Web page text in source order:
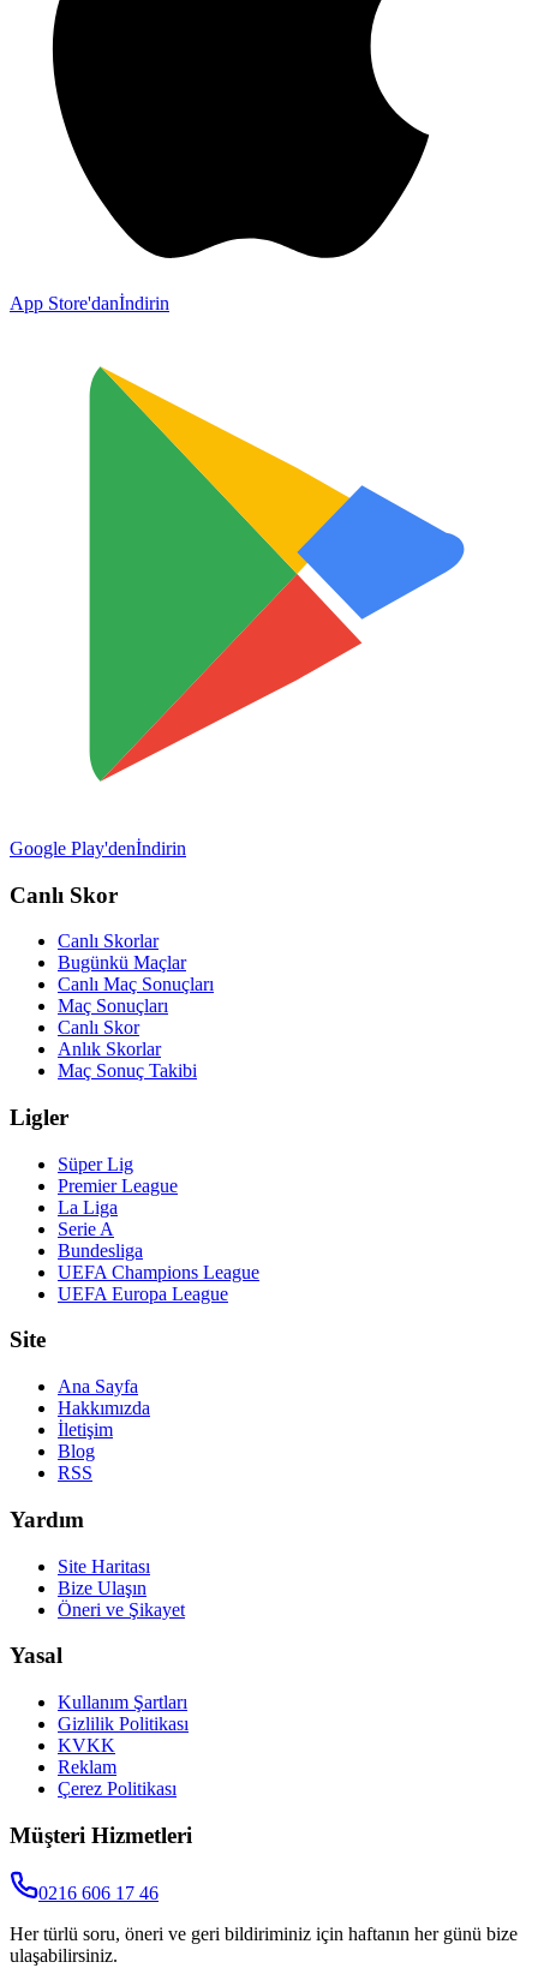
App Store'danİndirin
Google Play'denİndirin
Canlı Skor
Canlı Skorlar
Bugünkü Maçlar
Canlı Maç Sonuçları
Maç Sonuçları
Canlı Skor
Anlık Skorlar
Maç Sonuç Takibi
Ligler
Süper Lig
Premier League
La Liga
Serie A
Bundesliga
UEFA Champions League
UEFA Europa League
Site
Ana Sayfa
Hakkımızda
İletişim
Blog
RSS
Yardım
Site Haritası
Bize Ulaşın
Öneri ve Şikayet
Yasal
Kullanım Şartları
Gizlilik Politikası
KVKK
Reklam
Çerez Politikası
Müşteri Hizmetleri
0216 606 17 46
Her türlü soru, öneri ve geri bildiriminiz için haftanın her günü bize
ulaşabilirsiniz.